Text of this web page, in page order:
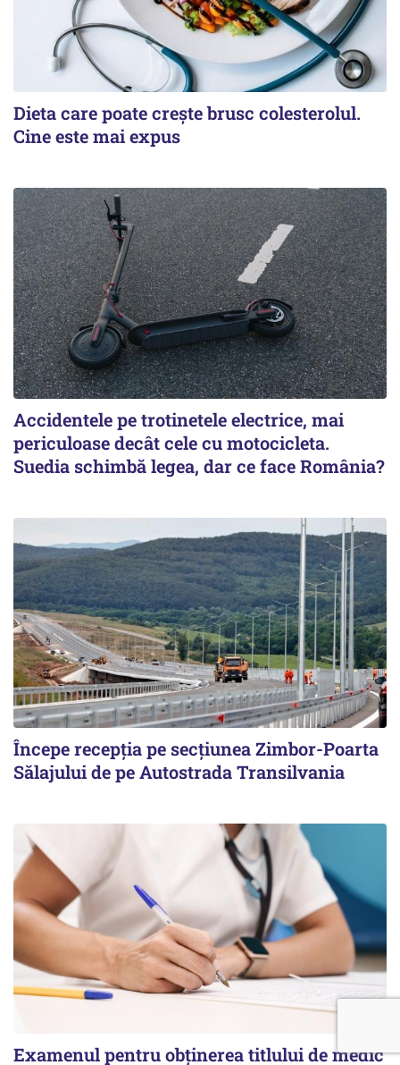
Dieta care poate crește brusc colesterolul.
Cine este mai expus
Accidentele pe trotinetele electrice, mai
periculoase decât cele cu motocicleta.
Suedia schimbă legea, dar ce face România?
Începe recepţia pe secţiunea Zimbor-Poarta
Sălajului de pe Autostrada Transilvania
Examenul pentru obținerea titlului de medic